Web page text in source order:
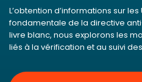
L’obtention d’informations sur
fondamentale de la directive
livre blanc, nous explorons les
liés à la vérification et au suivi des